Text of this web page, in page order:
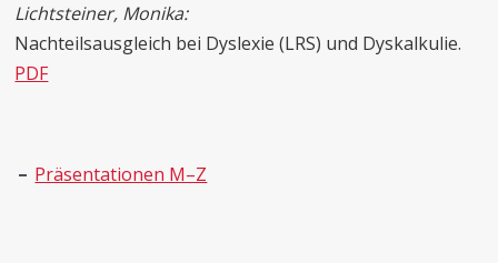
Lichtsteiner, Monika:
Nachteilsausgleich bei Dyslexie (LRS) und Dyskalkulie.
PDF
Präsentationen M–Z